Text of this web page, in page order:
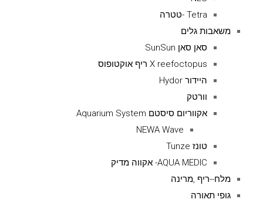
Tetra -טטרה
משאבות גלים
סאן סאן SunSun
X reefoctopus ריף אוקטופוס
היידור Hydor
וורטק
אקווריום סיסטם Aquarium System
NEWA Wave
טונז Tunze
AQUA MEDIC- אקווה מדיק
מלח--ריף ,מרינה
גופי תאורה